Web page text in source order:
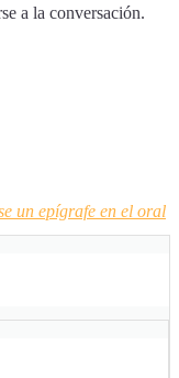
a la conversación.
un epígrafe en el oral